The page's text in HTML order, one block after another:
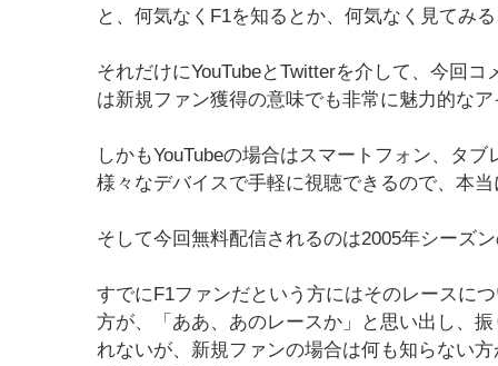
と、何気なくF1を知るとか、何気なく見てみ
それだけにYouTubeとTwitterを介して、今回
は新規ファン獲得の意味でも非常に魅力的な
しかもYouTubeの場合はスマートフォン、タ
様々なデバイスで手軽に視聴できるので、本
そして今回無料配信されるのは2005年シーズ
すでにF1ファンだという方にはそのレースに
方が、「ああ、あのレースか」と思い出し、
れないが、新規ファンの場合は何も知らない